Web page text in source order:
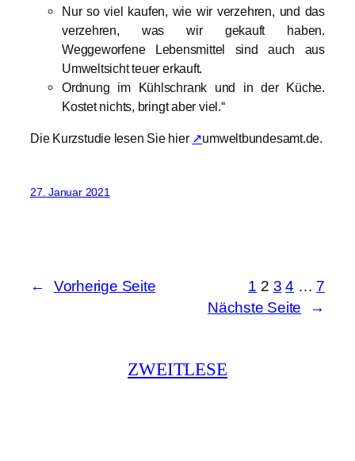
Nur so viel kaufen, wie wir verzehren, und das
verzehren, was wir gekauft haben.
Weggeworfene Lebensmittel sind auch aus
Umweltsicht teuer erkauft.
Ordnung im Kühlschrank und in der Küche.
Kostet nichts, bringt aber viel.“
Die Kurzstudie lesen Sie hier ↗umweltbundesamt.de.
27. Januar 2021
← Vorherige Seite 1 2 3 4 … 7
Nächste Seite
→
ZWEITLESE